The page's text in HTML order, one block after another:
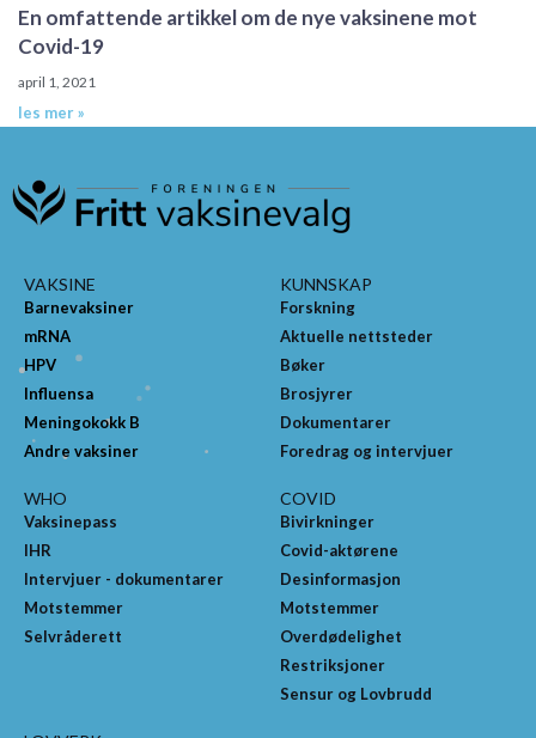
En omfattende artikkel om de nye vaksinene mot
Covid-19
april 1, 2021
les mer »
VAKSINE
Barnevaksiner
mRNA
HPV
Influensa
Meningokokk B
Andre vaksiner
KUNNSKAP
Forskning
Aktuelle nettsteder
Bøker
Brosjyrer
Dokumentarer
Foredrag og intervjuer
WHO
Vaksinepass
IHR
Intervjuer - dokumentarer
Motstemmer
Selvråderett
COVID
Bivirkninger
Covid-aktørene
Desinformasjon
Motstemmer
Overdødelighet
Restriksjoner
Sensur og Lovbrudd